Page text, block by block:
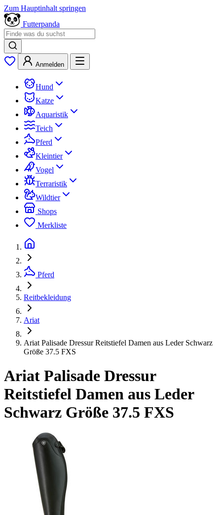
Zum Hauptinhalt springen
Futterpanda
Anmelden
Hund
Katze
Aquaristik
Teich
Pferd
Kleintier
Vogel
Terraristik
Wildtier
Shops
Merkliste
Pferd
Reitbekleidung
Ariat
Ariat Palisade Dressur Reitstiefel Damen aus Leder Schwarz
Größe 37.5 FXS
Ariat Palisade Dressur
Reitstiefel Damen aus Leder
Schwarz Größe 37.5 FXS